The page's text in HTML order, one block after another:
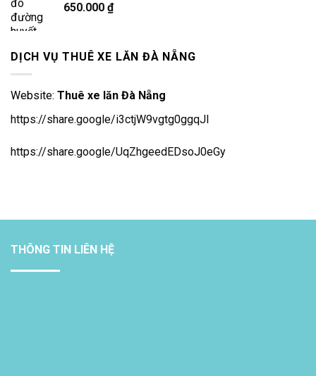
650.000 ₫
DỊCH VỤ THUÊ XE LĂN ĐÀ NẴNG
Website: Thuê xe lăn Đà Nẵng
https://share.google/i3ctjW9vgtg0ggqJl
https://share.google/UqZhgeedEDsoJ0eGy
THÔNG TIN LIÊN HỆ